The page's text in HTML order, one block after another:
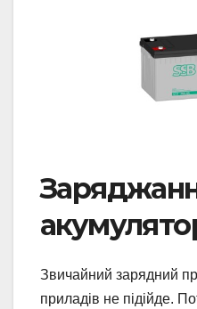
Звичайний зарядний
приладів не підійде.